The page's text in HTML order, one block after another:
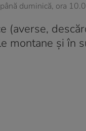
duminică, ora
(averse,
montane și în